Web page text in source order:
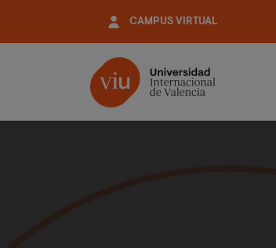
contenido
CAMPUS VIRTUAL